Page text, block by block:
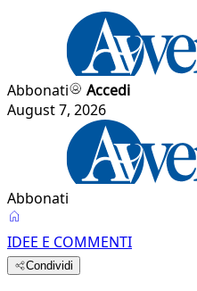
Abbonati
Accedi
August 7, 2026
Abbonati
IDEE E COMMENTI
Condividi